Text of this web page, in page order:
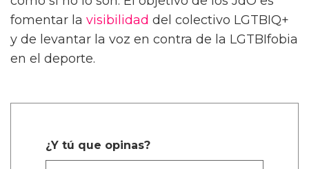
fomentar la visibilidad del colectivo LGTBIQ+
y de levantar la voz en contra de la LGTBIfobia
en el deporte.
¿Y tú que opinas?